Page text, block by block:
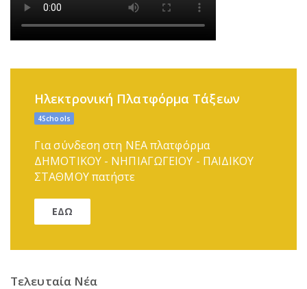
Ηλεκτρονική Πλατφόρμα Τάξεων
4Schools
Για σύνδεση στη ΝΕΑ πλατφόρμα
ΔΗΜΟΤΙΚΟΥ - ΝΗΠΙΑΓΩΓΕΙΟΥ - ΠΑΙΔΙΚΟΥ
ΣΤΑΘΜΟΥ πατήστε
ΕΔΩ
Τελευταία Νέα